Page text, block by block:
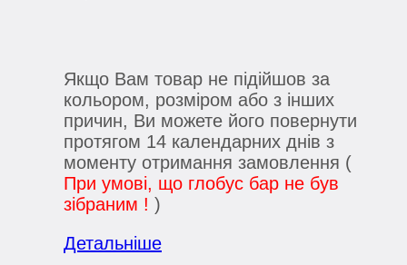
Якщо Вам товар не підійшов за
кольором, розміром або з інших
причин, Ви можете його повернути
протягом 14 календарних днів з
моменту отримання замовлення (
При умові, що глобус бар не був
зібраним ! )
Детальніше